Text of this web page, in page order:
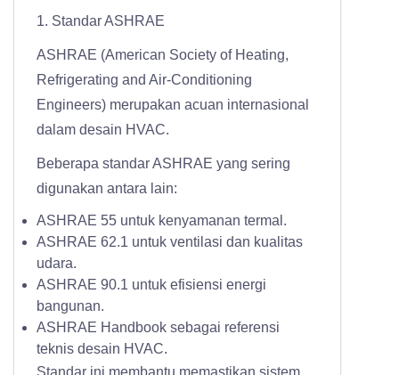
1. Standar ASHRAE
ASHRAE (American Society of Heating,
Refrigerating and Air-Conditioning
Engineers) merupakan acuan internasional
dalam desain HVAC.
Beberapa standar ASHRAE yang sering
digunakan antara lain:
ASHRAE 55 untuk kenyamanan termal.
ASHRAE 62.1 untuk ventilasi dan kualitas
udara.
ASHRAE 90.1 untuk efisiensi energi
bangunan.
ASHRAE Handbook sebagai referensi
teknis desain HVAC.